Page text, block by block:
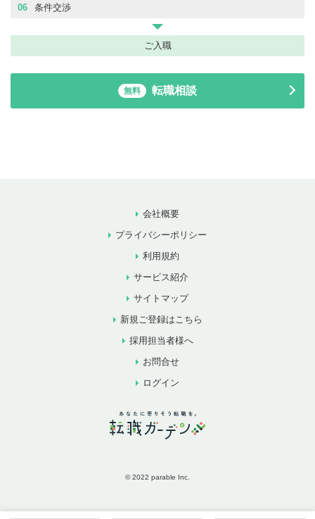
06 条件交渉
ご入職
無料 転職相談
会社概要
プライバシーポリシー
利用規約
サービス紹介
サイトマップ
新規ご登録はこちら
採用担当者様へ
お問合せ
ログイン
© 2022 parable Inc.